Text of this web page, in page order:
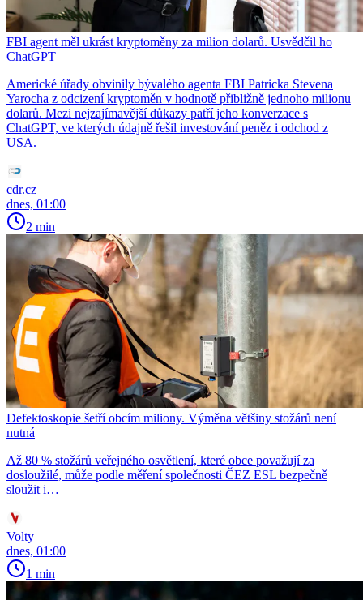
FBI agent měl ukrást kryptoměny za milion dolarů. Usvědčil ho
ChatGPT
Americké úřady obvinily bývalého agenta FBI Patricka Stevena
Yarocha z odcizení kryptoměn v hodnotě přibližně jednoho milionu
dolarů. Mezi nejzajímavější důkazy patří jeho konverzace s
ChatGPT, ve kterých údajně řešil investování peněz i odchod z
USA.
cdr.cz
dnes, 01:00
2 min
Defektoskopie šetří obcím miliony. Výměna většiny stožárů není
nutná
Až 80 % stožárů veřejného osvětlení, které obce považují za
dosloužilé, může podle měření společnosti ČEZ ESL bezpečně
sloužit i…
Volty
dnes, 01:00
1 min